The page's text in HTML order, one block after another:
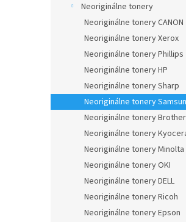
Neoriginálne tonery
Neoriginálne tonery CANON
Neoriginálne tonery Xerox
Neoriginálne tonery Phillips
Neoriginálne tonery HP
Neoriginálne tonery Sharp
Neoriginálne tonery
Neoriginálne tonery Brother
Neoriginálne tonery
Neoriginálne tonery Minolta
Neoriginálne tonery OKI
Neoriginálne tonery DELL
Neoriginálne tonery Ricoh
Neoriginálne tonery Epson